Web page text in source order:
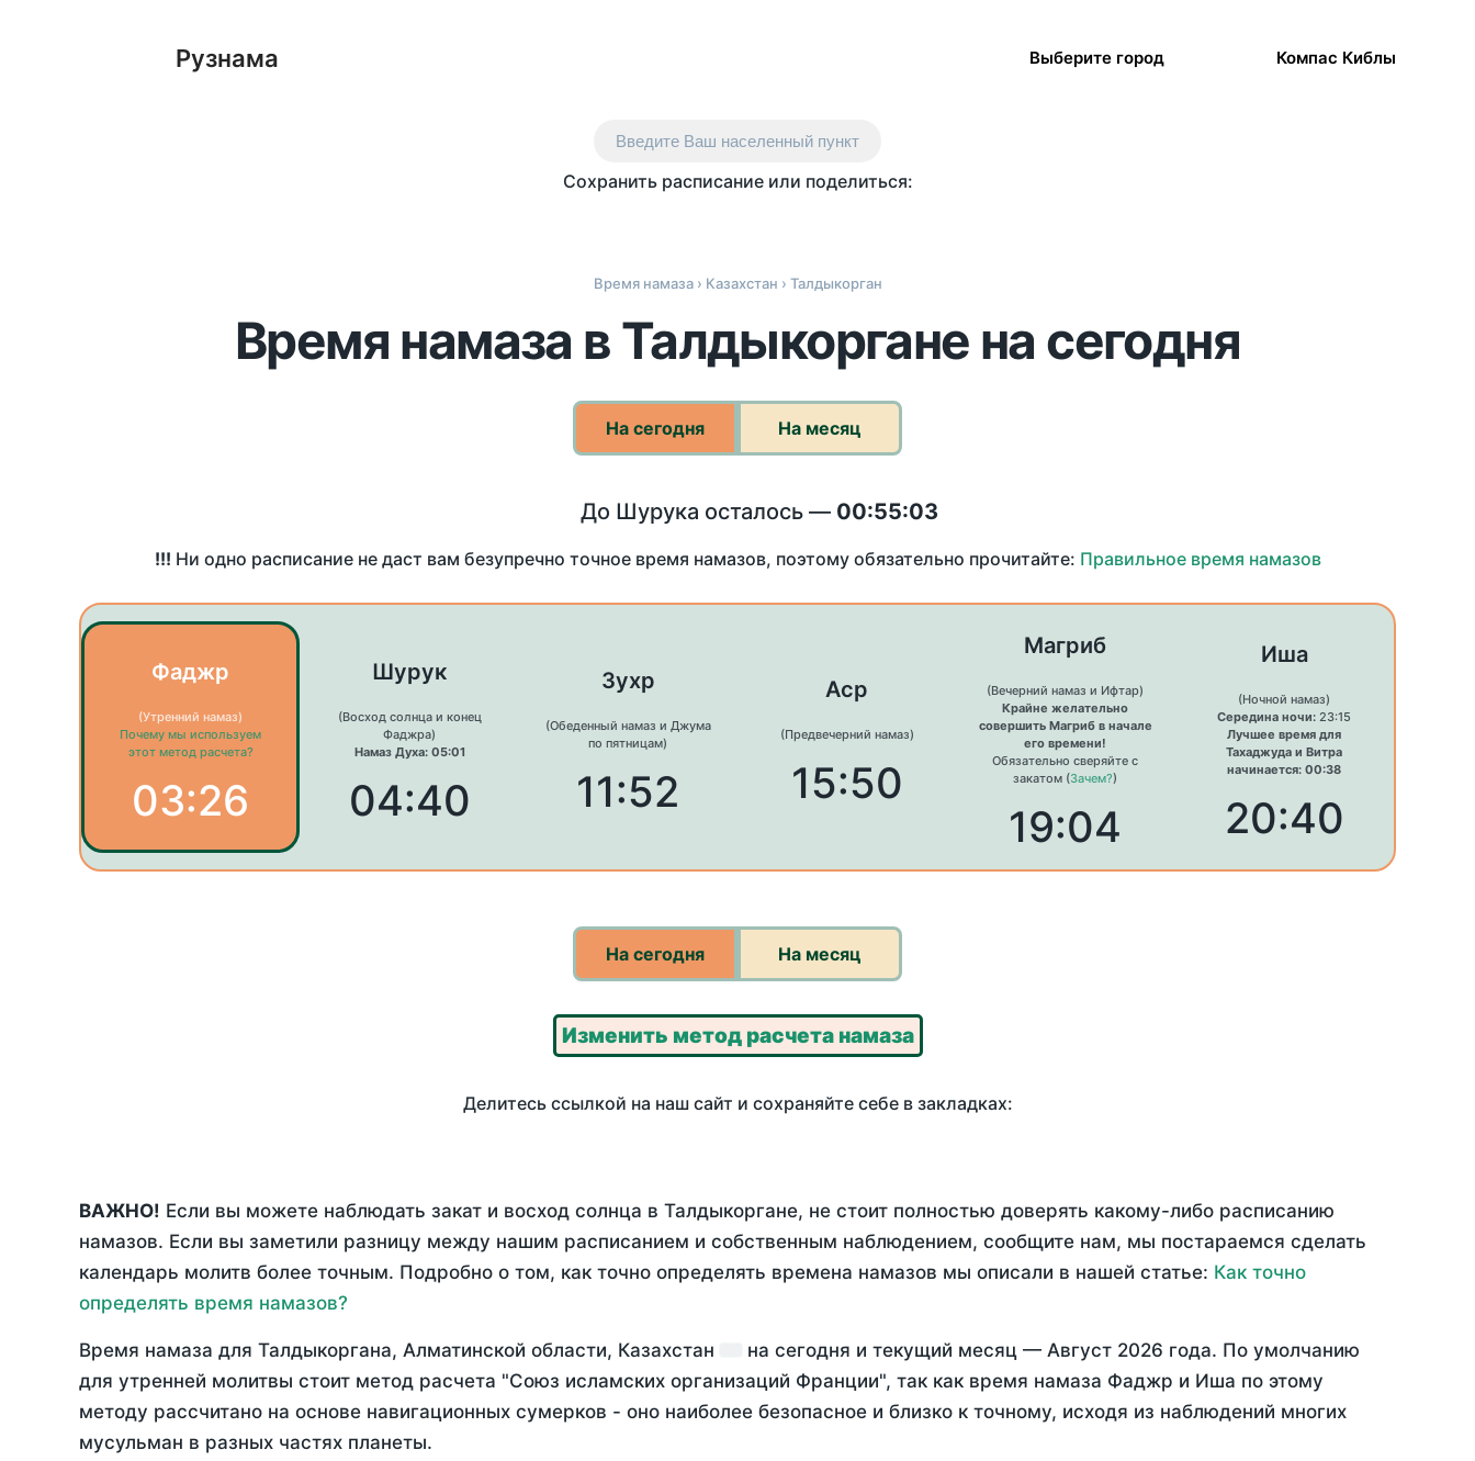
Рузнама Выберите город Компас Киблы
Введите Ваш населенный пункт
Сохранить расписание или поделиться:
Время намаза› Казахстан › Талдыкорган
Время намаза в Талдыкоргане на сегодня
На сегодня На месяц
До Шурука осталось — 00:55:03
!!! Ни одно расписание не даст вам безупречно точное время намазов, поэтому обязательно прочитайте: Правильное время намазов
Фаджр
(Утренний намаз)
Почему мы используем
этот метод расчета?
03:26
Шурук
(Восход солнца и конец
Фаджра)
Намаз Духа: 05:01
04:40
Зухр
(Обеденный намаз и Джума
по пятницам)
11:52
Аср
(Предвечерний намаз)
15:50
Магриб
(Вечерний намаз и Ифтар)
Крайне желательно
совершить Магриб в начале
его времени!
Обязательно сверяйте с
закатом (Зачем?)
19:04
Иша
(Ночной намаз)
Середина ночи: 23:15
Лучшее время для
Тахаджуда и Витра
начинается: 00:38
20:40
На сегодня На месяц
Изменить метод расчета намаза
Делитесь ссылкой на наш сайт и сохраняйте себе в закладках:
ВАЖНО! Если вы можете наблюдать закат и восход солнца в Талдыкоргане, не стоит полностью доверять какому-либо расписанию
намазов. Если вы заметили разницу между нашим расписанием и собственным наблюдением, сообщите нам, мы постараемся сделать
календарь молитв более точным. Подробно о том, как точно определять времена намазов мы описали в нашей статье: Как точно
определять время намазов?
Время намаза для Талдыкоргана, Алматинской области, Казахстан на сегодня и текущий месяц — Август 2026 года. По умолчанию
для утренней молитвы стоит метод расчета "Союз исламских организаций Франции", так как время намаза Фаджр и Иша по этому
методу рассчитано на основе навигационных сумерков - оно наиболее безопасное и близко к точному, исходя из наблюдений многих
мусульман в разных частях планеты.